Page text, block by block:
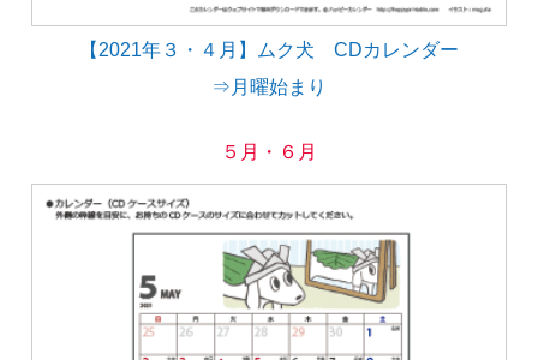
【2021年３・４月】ムク犬 CDカレンダー
⇒月曜始まり
５月・６月